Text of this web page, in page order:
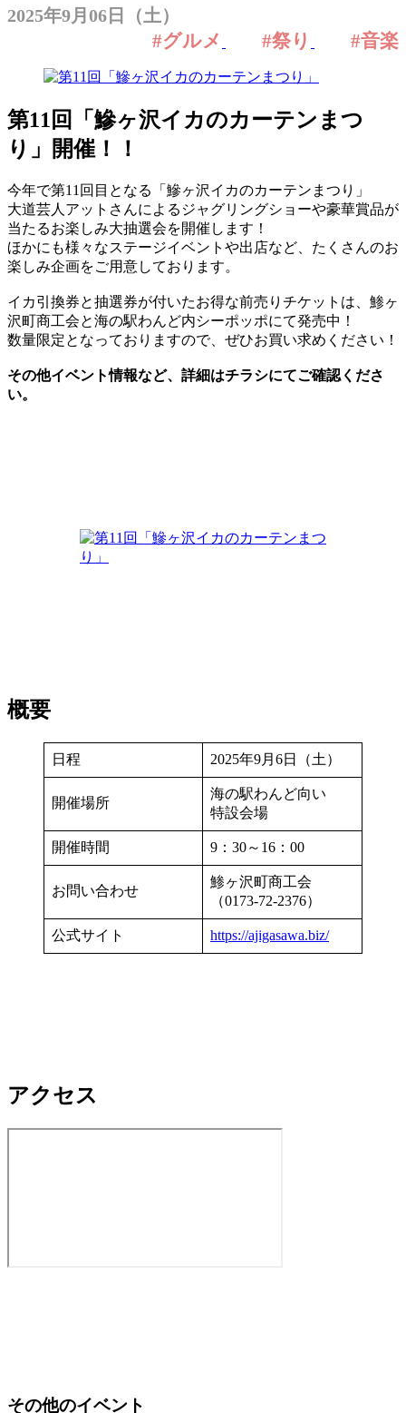
2025年9月06日（土）
#グルメ #祭り #音楽
第11回「鰺ヶ沢イカのカーテンまつ
り」開催！！
今年で第11回目となる「鰺ヶ沢イカのカーテンまつり」
大道芸人アットさんによるジャグリングショーや豪華賞品が
当たるお楽しみ大抽選会を開催します！
ほかにも様々なステージイベントや出店など、たくさんのお
楽しみ企画をご用意しております。
イカ引換券と抽選券が付いたお得な前売りチケットは、鯵ヶ
沢町商工会と海の駅わんど内シーポッポにて発売中！
数量限定となっておりますので、ぜひお買い求めください！
その他イベント情報など、詳細はチラシにてご確認くださ
い。
概要
日程 2025年9月6日（土）
開催場所
海の駅わんど向い
特設会場
開催時間 9：30～16：00
お問い合わせ
鯵ヶ沢町商工会
（0173-72-2376）
公式サイト https://ajigasawa.biz/
アクセス
その他のイベント